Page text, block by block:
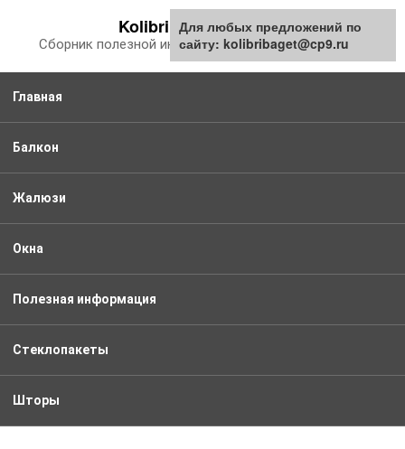
контенту
Kolibribaget.ru
Сборник полезной информации про балкон
Главная
Балкон
Жалюзи
Окна
Полезная информация
Стеклопакеты
Шторы
Для любых предложений по
сайту: kolibribaget@cp9.ru